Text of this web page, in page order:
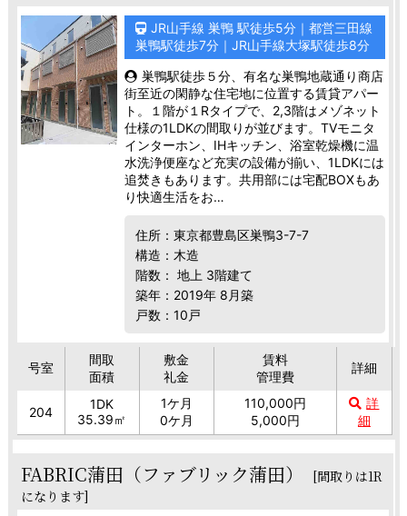
JR山手線 巣鴨 駅徒歩5分｜都営三田線
巣鴨駅徒歩7分｜JR山手線大塚駅徒歩8分
巣鴨駅徒歩５分、有名な巣鴨地蔵通り商店
街至近の閑静な住宅地に位置する賃貸アパー
ト。１階が１Rタイプで、2,3階はメゾネット
仕様の1LDKの間取りが並びます。TVモニタ
インターホン、IHキッチン、浴室乾燥機に温
水洗浄便座など充実の設備が揃い、1LDKには
追焚きもあります。共用部には宅配BOXもあ
り快適生活をお…
住所：東京都豊島区巣鴨3-7-7
構造：木造
階数： 地上 3階建て
築年：2019年 8月築
戸数：10戸
号室
間取
面積
敷金
礼金
賃料
管理費
詳細
204
1DK
35.39㎡
1ケ月
0ケ月
110,000円
5,000円
詳
細
FABRIC蒲田（ファブリック蒲田）
[間取りは1R
になります]